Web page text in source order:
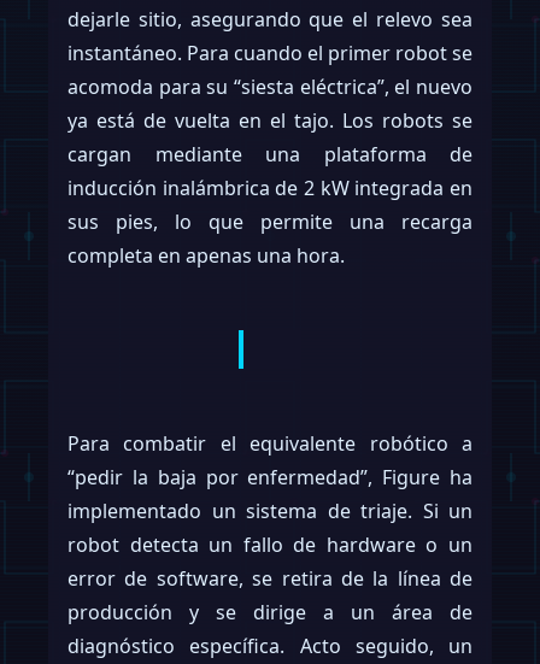
dejarle sitio, asegurando que el relevo sea
instantáneo. Para cuando el primer robot se
acomoda para su “siesta eléctrica”, el nuevo
ya está de vuelta en el tajo. Los robots se
cargan mediante una plataforma de
inducción inalámbrica de 2 kW integrada en
sus pies, lo que permite una recarga
completa en apenas una hora.
Para combatir el equivalente robótico a
“pedir la baja por enfermedad”, Figure ha
implementado un sistema de triaje. Si un
robot detecta un fallo de hardware o un
error de software, se retira de la línea de
producción y se dirige a un área de
diagnóstico específica. Acto seguido, un